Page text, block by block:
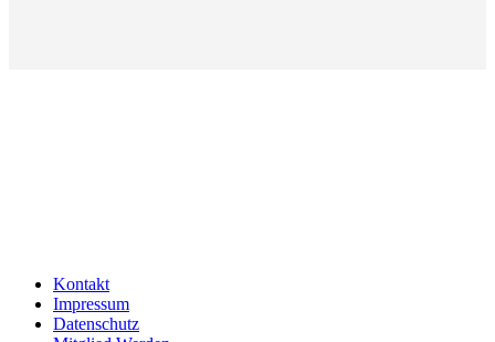
Kontakt
Impressum
Datenschutz